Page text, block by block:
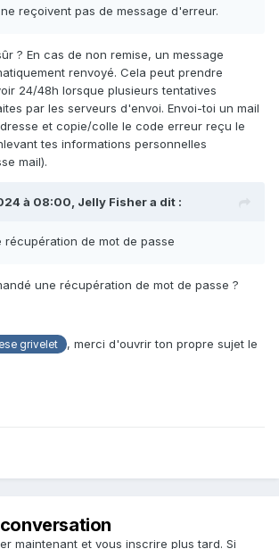
reçoivent pas de message d'erreur.
? En cas de non remise, un message
renvoyé. Cela peut prendre
24/48h lorsque plusieurs tentatives
par les serveurs d'envoi. Envoi-toi un mail
et copie/colle le code erreur reçu le
tes informations personnelles
mail).
à 08:00, Jelly Fishera dit :
récupération de mot de passe
une récupération de mot de passe ?
grivelet
, merci d'ouvrir ton propre sujet le
maintenant et vous inscrire plus tard. Si